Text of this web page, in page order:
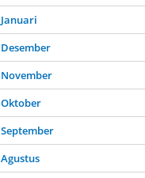
Januari
Desember
November
Oktober
September
Agustus